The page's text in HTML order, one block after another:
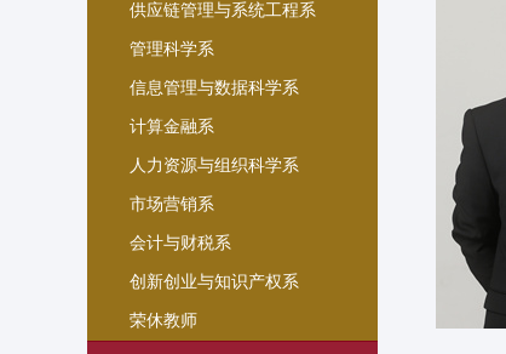
供应链管理与系统工程系
管理科学系
信息管理与数据科学系
计算金融系
人力资源与组织科学系
市场营销系
会计与财税系
创新创业与知识产权系
荣休教师